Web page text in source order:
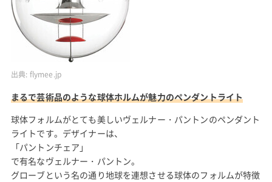
出典: flymee.jp
まるで芸術品のような球体ホルムが魅力のペンダントライト
球体フォルムがとても美しいヴェルナー・パントンのペンダント
ライトです。デザイナーは、
「パントンチェア 」
で有名なヴェルナー・パントン。
グローブという名の通り地球を連想させる球体のフォルムが特徴